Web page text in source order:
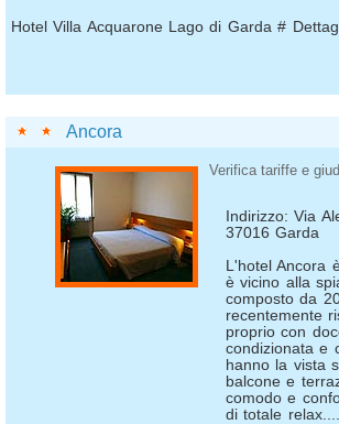
Hotel Villa Acquarone Lago di Garda #
Ancora
Verifica tariffe e
Indirizzo: Via
37016 Garda
L'hotel Ancora
è vicino alla
composto da
recentemente
proprio con
condizionata e
hanno la vista
balcone e
comodo e
di totale relax....